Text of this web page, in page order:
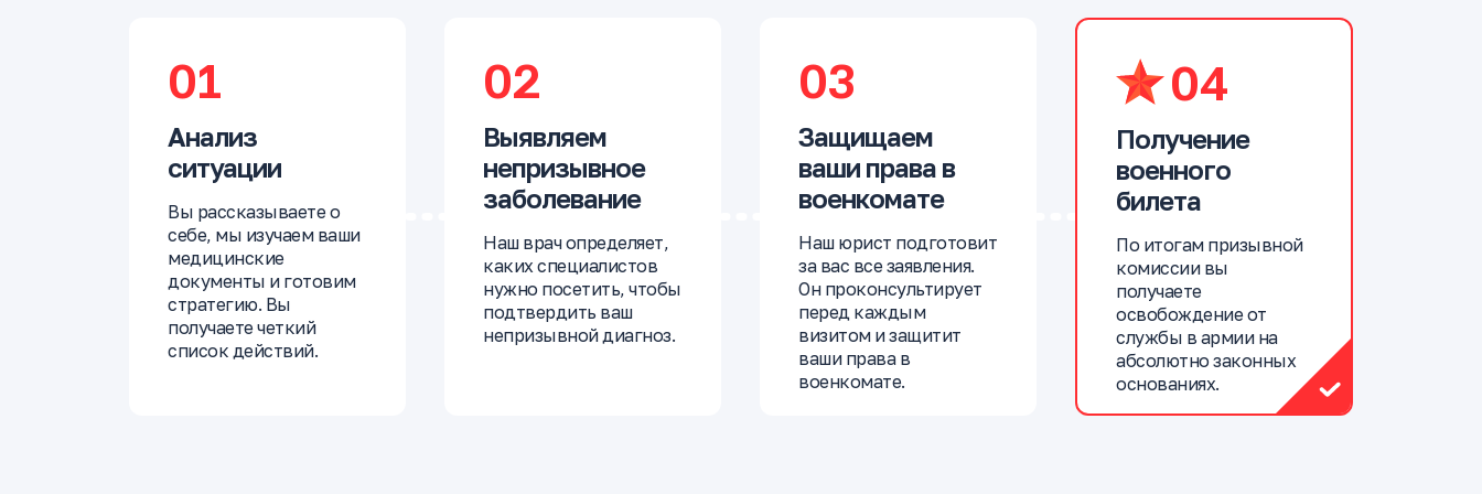
01
Анализ
ситуации
Вы рассказываете о
себе, мы изучаем ваши
медицинские
документы и готовим
стратегию. Вы
получаете четкий
список действий.
02
Выявляем
непризывное
заболевание
Наш врач определяет,
каких специалистов
нужно посетить, чтобы
подтвердить ваш
непризывной диагноз.
03
Защищаем
ваши права в
военкомате
Наш юрист подготовит
за вас все заявления.
Он проконсультирует
перед каждым
визитом и защитит
ваши права в
военкомате.
04
Получение
военного
билета
По итогам призывной
комиссии вы
получаете
освобождение от
службы в армии на
абсолютно законных
основаниях.